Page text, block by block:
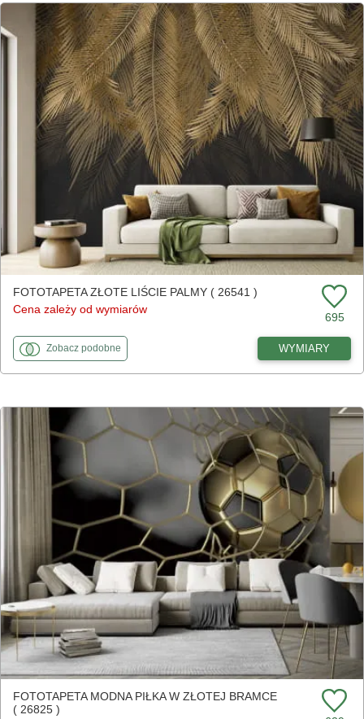
FOTOTAPETA ZŁOTE LIŚCIE PALMY ( 26541 )
Cena zależy od wymiarów
695
Zobaczfototapety
podobnedo Złote liście palmy WYMIARY
FOTOTAPETA MODNA PIŁKA W ZŁOTEJ BRAMCE
( 26825 )